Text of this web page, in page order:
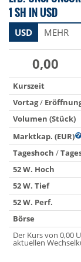
1 SH IN USD
USD MEHR
0,00
Kurszeit
Vortag/
Volumen (Stück)
Marktkap. (EUR)
Tageshoch /
52 W. Hoch
52 W. Tief
52 W. Perf.
Börse
Der Kurs von 0,00
aktuellen